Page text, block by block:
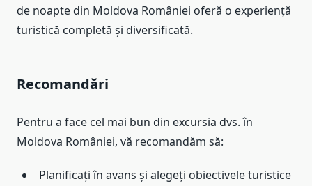
de noapte din Moldova României oferă o experiență
turistică completă și diversificată.
Recomandări
Pentru a face cel mai bun din excursia dvs. în
Moldova României, vă recomandăm să:
Planificați în avans și alegeți obiectivele turistice